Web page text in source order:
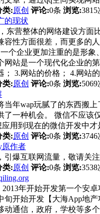
类:原创 评论:0条 浏览:3815
的现状
东营整体的网络建设方
容性方面很差，而更多的
个企业更加注重的是形
网站是一个现代化企业的
3.网站的价格； 4.网站
类:原创 评论:0条 浏览:5069
年wap玩腻了的东西搬
了一种机会。 微信不应该
用到现在的微信开发中才
类:原创 评论:0条 浏览:3746
原作者
引爆互联网流量，敬请关
类:原创 评论:0条 浏览:3538
年开始开发第一个安
旬开始开发【大海App地
通信，政府，学校等多